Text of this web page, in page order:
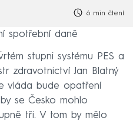
6 min čtení
spotřební daně
stupni systému PES a
zdravotnictví Jan Blatný
vláda bude opatření
se Česko mohlo
tři. V tom by mělo